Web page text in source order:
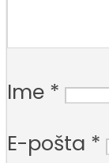
Ime *
E-pošta *